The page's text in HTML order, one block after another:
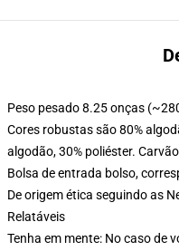
Peso pesado 8.25 onças
Cores robustas são 80%
algodão, 30% poliéster.
Bolsa de entrada bolso,
De origem ética seguindo as
Relatáveis
Tenha em mente: No caso de